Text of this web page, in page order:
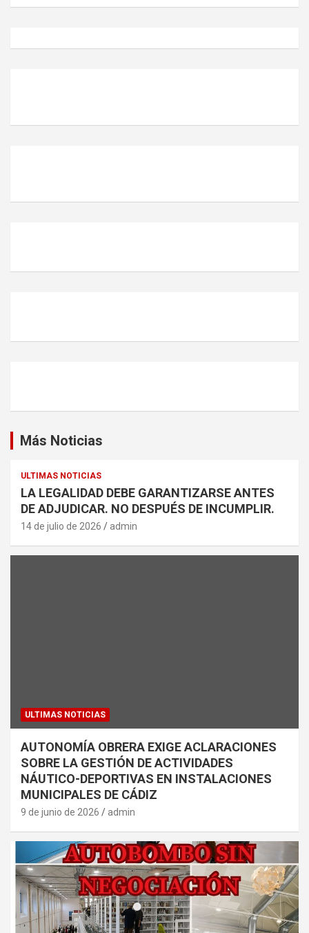
Más Noticias
ULTIMAS NOTICIAS
LA LEGALIDAD DEBE GARANTIZARSE ANTES
DE ADJUDICAR. NO DESPUÉS DE INCUMPLIR.
14 de julio de 2026 admin
ULTIMAS NOTICIAS
AUTONOMÍA OBRERA EXIGE ACLARACIONES
SOBRE LA GESTIÓN DE ACTIVIDADES
NÁUTICO-DEPORTIVAS EN INSTALACIONES
MUNICIPALES DE CÁDIZ
9 de junio de 2026 admin